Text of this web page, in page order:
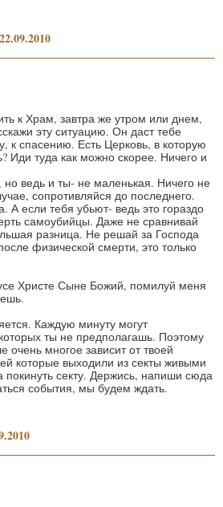
к Храм, завтра же утром или днем,
эту ситуацию. Он даст тебе
к спасению. Есть Церковь, в которую
Иди туда как можно скорее. Ничего и
ведь и ты- не маленькая. Ничего не
сопротивляйся до последнего.
А если тебя убьют- ведь это гораздо
самоубийцы. Даже не сравнивай
разница. Не решай за Господа
физической смерти, это только
Христе Сыне Божий, помилуй меня
Каждую минуту могут
ты не предполагашь. Поэтому
очень многое зависит от твоей
которые выходили из секты живыми
секту. Держись, напиши сюда
события, мы будем ждать.